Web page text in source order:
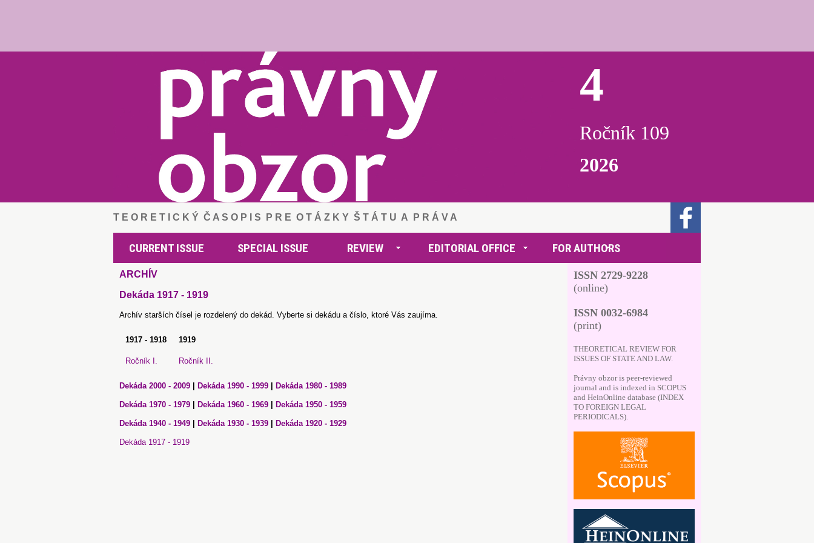
4
Ročník 109
2026
T E O R E T I C K Ý Č A S O P I S P R E O T Á Z K Y Š T Á T U A P R Á V A
CURRENT ISSUE SPECIAL ISSUE REVIEW EDITORIAL OFFICE FOR AUTHORS
ARCHÍV
Dekáda 1917 - 1919
Archív starších čísel je rozdelený do dekád. Vyberte si dekádu a číslo, ktoré Vás zaujíma.
1917 - 1918 1919
Ročník I. Ročník II.
Dekáda 2000 - 2009 Dekáda 1990 - 1999 Dekáda 1980 - 1989
Dekáda 1970 - 1979 Dekáda 1960 - 1969 Dekáda 1950 - 1959
Dekáda 1940 - 1949 Dekáda 1930 - 1939 Dekáda 1920 - 1929
Dekáda 1917 - 1919
ISSN 2729-9228
(online)
ISSN 0032-6984
(print)
THEORETICAL REVIEW FOR
ISSUES OF STATE AND LAW.
Právny obzor is peer-reviewed
journal and is indexed in SCOPUS
and HeinOnline database (INDEX
TO FOREIGN LEGAL
PERIODICALS).